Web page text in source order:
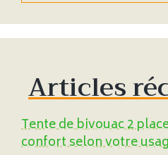
Articles
Tente de bivouac 2
confort selon votre